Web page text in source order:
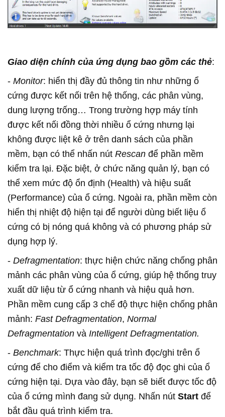
Giao diện chính của ứng dụng bao gồm các thẻ:
- Monitor: hiển thị đầy đủ thông tin như những ổ
cứng được kết nối trên hệ thống, các phân vùng,
dung lượng trống… Trong trường hợp máy tính
được kết nối đồng thời nhiều ổ cứng nhưng lại
không được liệt kê ở trên danh sách của phần
mềm, bạn có thể nhấn nút Rescan để phần mềm
kiểm tra lại. Đặc biệt, ở chức năng quản lý, bạn có
thể xem mức độ ổn định (Health) và hiệu suất
(Performance) của ổ cứng. Ngoài ra, phần mềm còn
hiển thị nhiệt độ hiện tại để người dùng biết liệu ổ
cứng có bị nóng quá không và có phương pháp sử
dụng hợp lý.
- Defragmentation: thực hiện chức năng chống phân
mảnh các phân vùng của ổ cứng, giúp hệ thống truy
xuất dữ liệu từ ổ cứng nhanh và hiệu quả hơn.
Phần mềm cung cấp 3 chế độ thực hiện chống phân
mảnh: Fast Defragmentation, Normal
Defragmentation và Intelligent Defragmentation.
- Benchmark: Thực hiện quá trình đọc/ghi trên ổ
cứng để cho điểm và kiểm tra tốc độ đọc ghi của ổ
cứng hiện tại. Dựa vào đây, bạn sẽ biết được tốc độ
của ổ cứng mình đang sử dụng. Nhấn nút Start để
bắt đầu quá trình kiểm tra.